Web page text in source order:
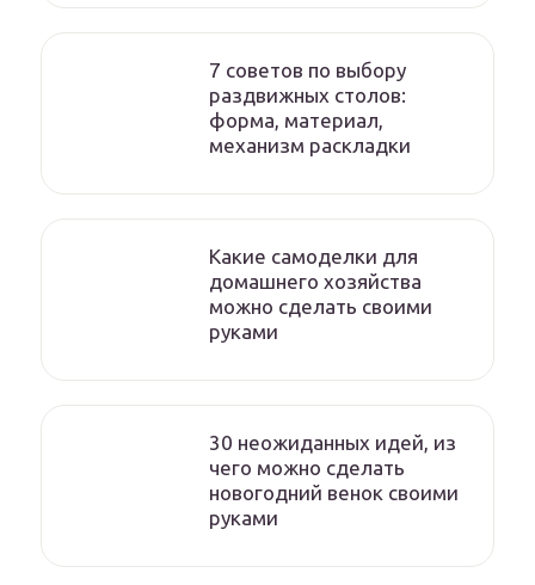
7 советов по выбору
раздвижных столов:
форма, материал,
механизм раскладки
Какие самоделки для
домашнего хозяйства
можно сделать своими
руками
30 неожиданных идей, из
чего можно сделать
новогодний венок своими
руками